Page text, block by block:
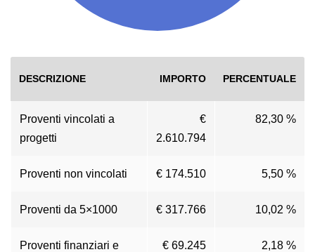
DESCRIZIONE IMPORTO PERCENTUALE
Proventi vincolati a
progetti
€
2.610.794
82,30 %
Proventi non vincolati € 174.510 5,50 %
Proventi da 5×1000 € 317.766 10,02 %
Proventi finanziari e
€ 69.245 2,18 %